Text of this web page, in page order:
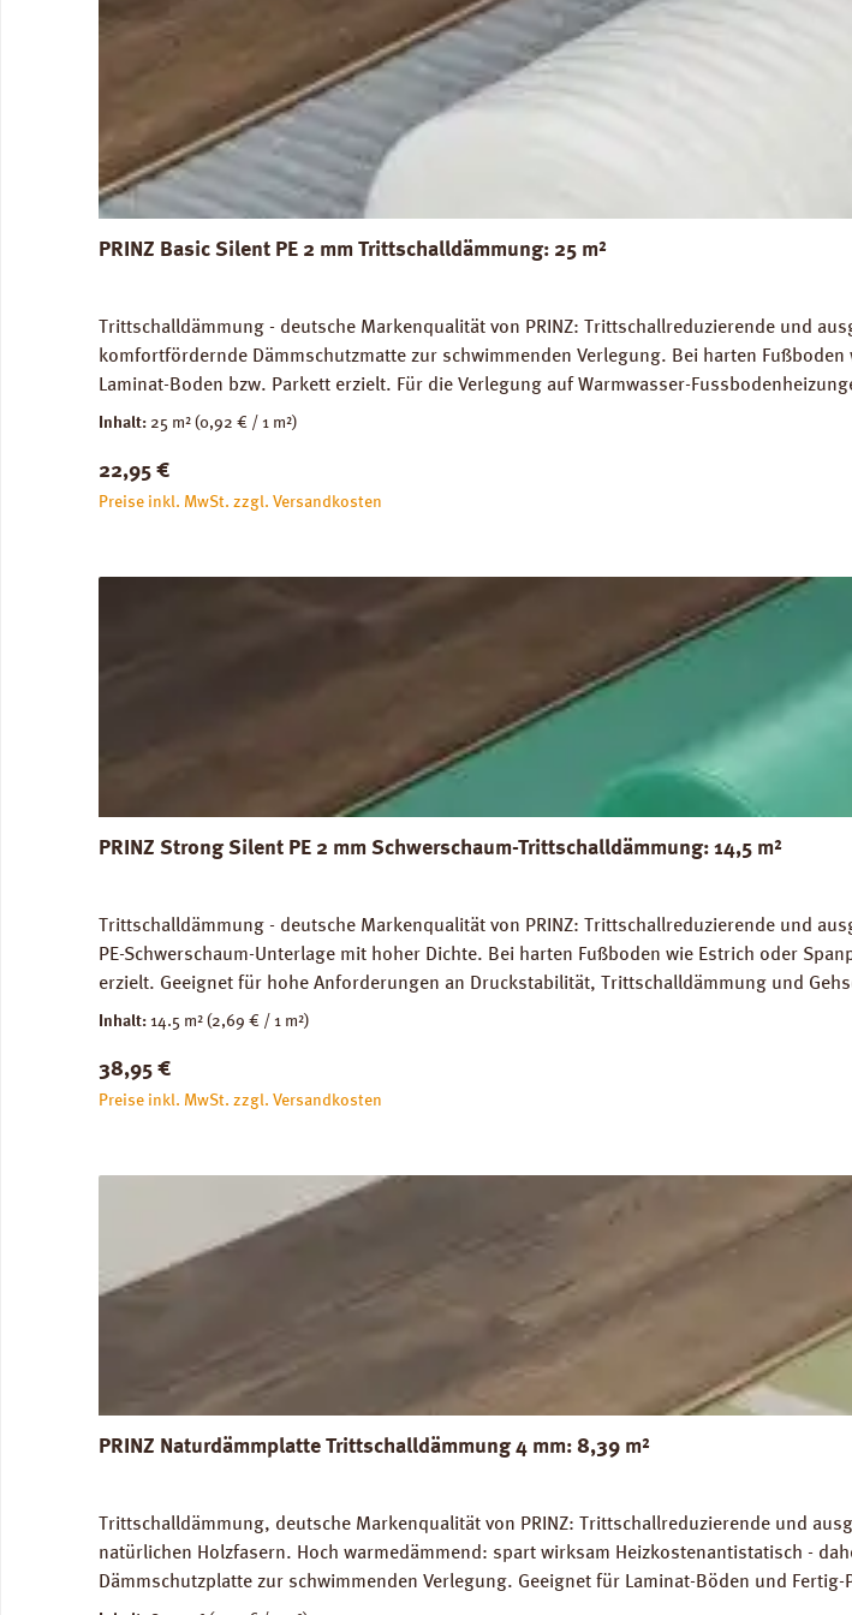
PRINZ Basic Silent PE 2 mm Trittschalldämmung: 25 m²
Trittschalldämmung - deutsche Markenqualität von PRINZ: Trittschallreduzierende und
komfortfördernde Dämmschutzmatte zur schwimmenden Verlegung. Bei harten
Laminat-Boden bzw. Parkett erzielt. Für die Verlegung auf Warmwasser-
Abmessungen: Breite 100 cm, Länge 25 m: 1 Rolle = 25 m² Trittschall-Verbesserung: 16
Inhalt: 25 m² (0,92 € / 1 m²)
Regulärer Preis:
22,95 €
Preise inkl. MwSt. zzgl. Versandkosten
PRINZ Strong Silent PE 2 mm Schwerschaum-Trittschalldämmung: 14,5 m²
Trittschalldämmung - deutsche Markenqualität von PRINZ: Trittschallreduzierende und
PE-Schwerschaum-Unterlage mit hoher Dichte. Bei harten Fußboden wie Estrich oder
erzielt. Geeignet für hohe Anforderungen an Druckstabilität, Trittschalldämmung und
genutze Flächen) und im Objektbereich. Für die Verlegung auf Warmwasser-
unbedenklich. Verfügbare Downloads: Datenblatt PRINZ Strong Silent Verlegeanleitung
Inhalt: 14.5 m² (2,69 € / 1 m²)
Regulärer Preis:
38,95 €
Preise inkl. MwSt. zzgl. Versandkosten
PRINZ Naturdämmplatte Trittschalldämmung 4 mm: 8,39 m²
Trittschalldämmung, deutsche Markenqualität von PRINZ: Trittschallreduzierende und
natürlichen Holzfasern. Hoch warmedämmend: spart wirksam Heizkostenantistatisch -
Dämmschutzplatte zur schwimmenden Verlegung. Geeignet für Laminat-Böden und